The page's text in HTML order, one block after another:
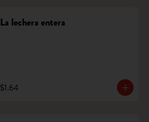
La lechera entera
$1.64